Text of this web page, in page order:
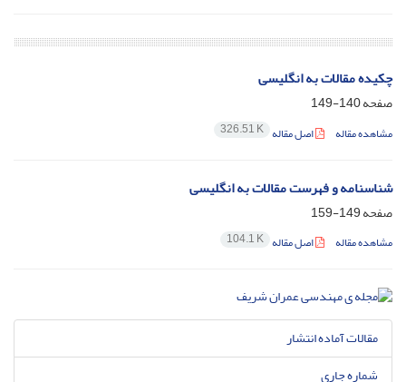
چکیده مقالات به انگلیسی
صفحه140-149
مشاهده مقاله اصل مقاله 326.51 K
شناسنامه و فهرست مقالات به انگلیسی
صفحه149-159
مشاهده مقاله اصل مقاله 104.1 K
مقالات آماده انتشار
شماره جاری